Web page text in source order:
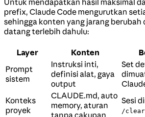
Untuk mendapatkan hasil maksimal
prefix, Claude Code mengurutkan
sehingga konten yang jarang berubah
datang terlebih dahulu:
Layer Konten
Prompt
sistem
Instruksi inti,
definisi alat, gaya
output
Set
Konteks
proyek
CLAUDE.md, auto
memory, aturan
Sesi
/clear